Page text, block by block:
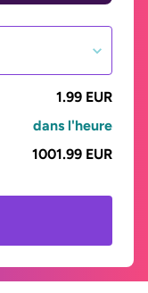
1.99 EUR
dans l'heure
1001.99 EUR